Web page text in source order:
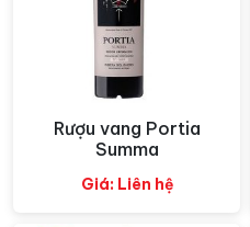
Xem nhanh
Rượu vang Portia
Summa
Giá: Liên hệ